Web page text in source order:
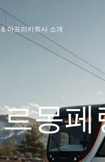
아프리카회사 소개
몽페